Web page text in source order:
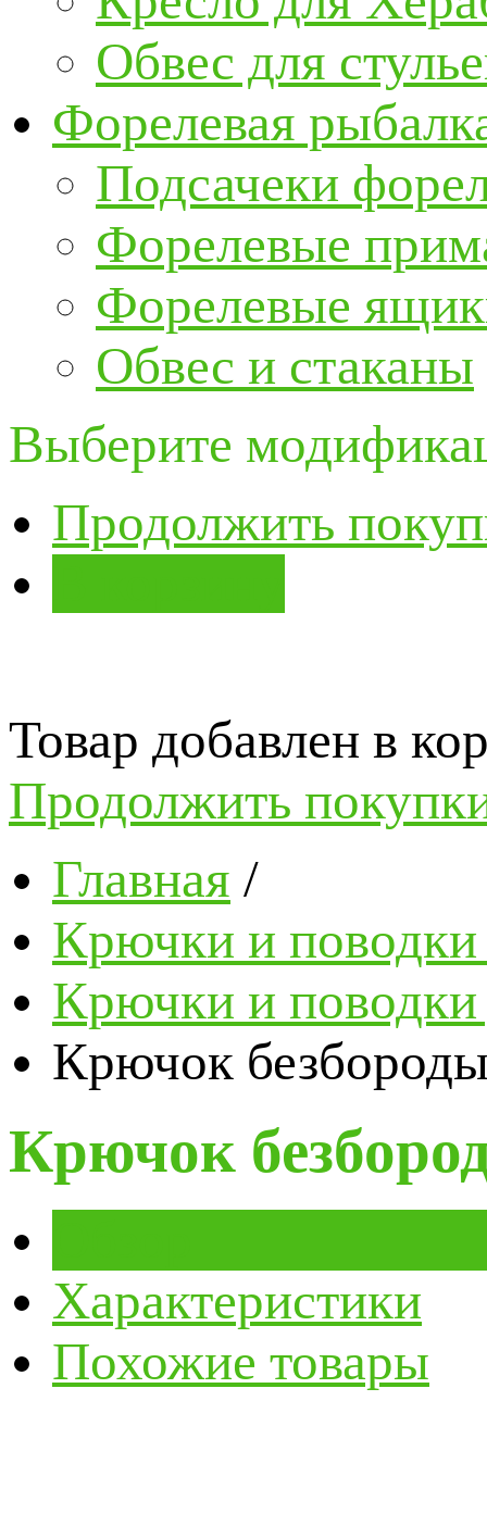
Обвес для
Форелевая
Подсачеки
Форелевые
Форелевые
Обвес и стаканы
Выберите
Продолжить
Товар добавлен в
Продолжить
Главная /
Крючки и
Крючки и
Крючок
Крючок
Характеристики
Похожие товары